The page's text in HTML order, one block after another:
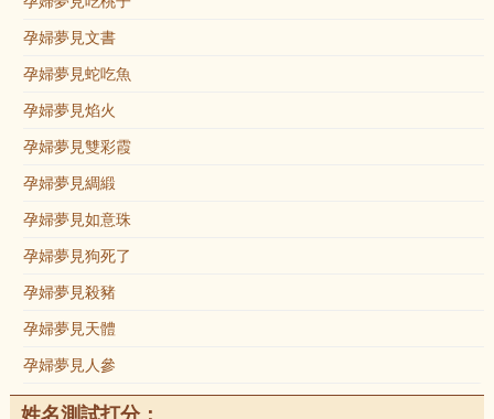
孕婦夢見文書
孕婦夢見蛇吃魚
孕婦夢見焰火
孕婦夢見雙彩霞
孕婦夢見綢緞
孕婦夢見如意珠
孕婦夢見狗死了
孕婦夢見殺豬
孕婦夢見天體
孕婦夢見人參
姓名測試打分：